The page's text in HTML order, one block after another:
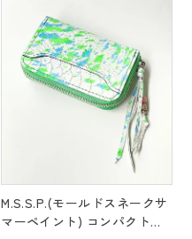
M.S.S.P.(モールドスネークサ
マーペイント) コンパクトウ